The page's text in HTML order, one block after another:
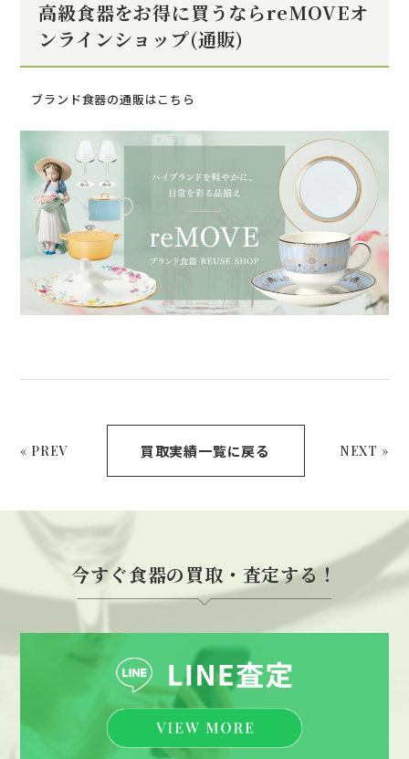
高級食器をお得に買うならreMOVEオ
ンラインショップ(通販)
ブランド食器の通販はこちら
« PREV 買取実績一覧に戻る NEXT »
今すぐ食器の買取・査定する！